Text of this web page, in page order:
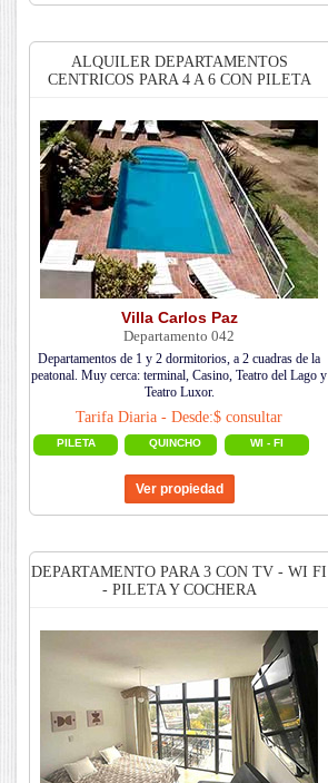
ALQUILER DEPARTAMENTOS
CENTRICOS PARA 4 A 6 CON PILETA
Villa Carlos Paz
Departamento 042
Departamentos de 1 y 2 dormitorios, a 2 cuadras de la
peatonal. Muy cerca: terminal, Casino, Teatro del Lago y
Teatro Luxor.
Tarifa Diaria - Desde:$ consultar
PILETA QUINCHO WI - FI
DEPARTAMENTO PARA 3 CON TV - WI FI
- PILETA Y COCHERA